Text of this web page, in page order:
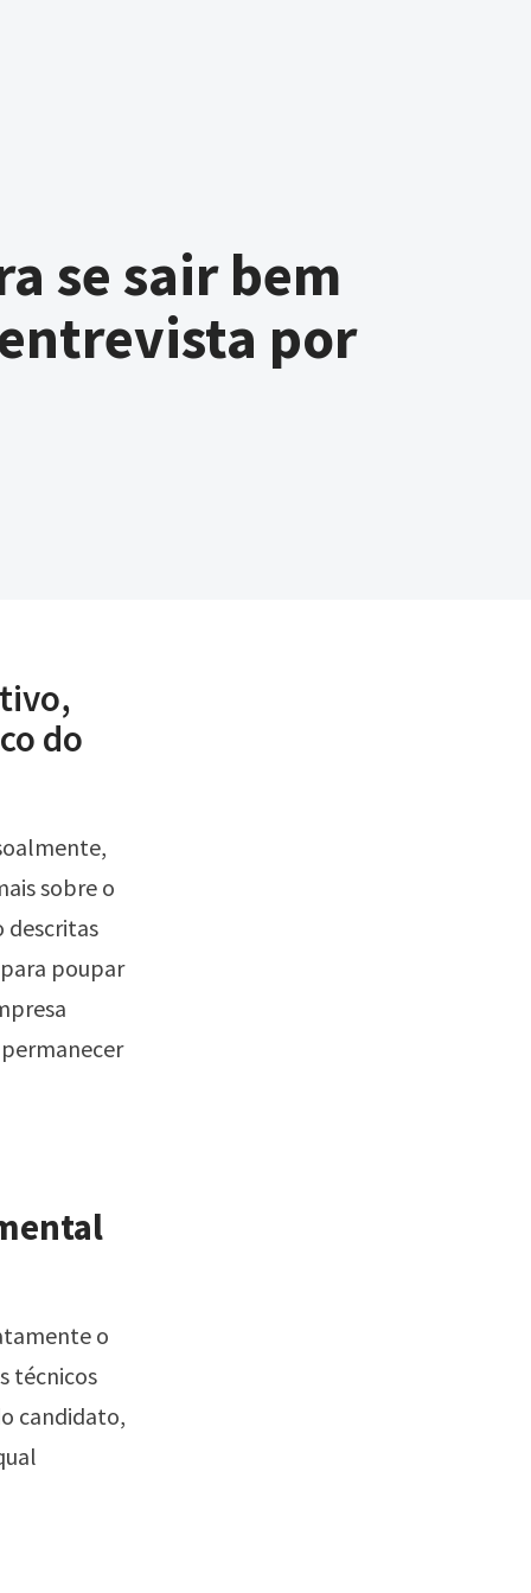
se sair bem
por
do
sobre o
descritas
poupar
o
técnicos
candidato,